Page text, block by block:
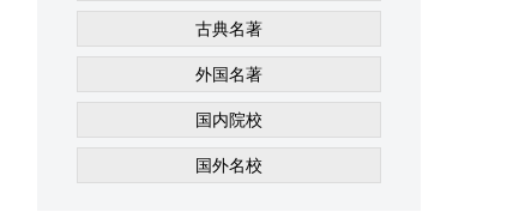
古典名著
外国名著
国内院校
国外名校